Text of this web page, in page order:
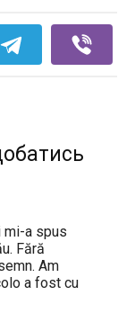
mi-a spus
Fără
Am
a fost cu